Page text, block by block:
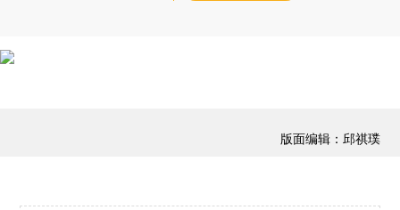
版面编辑：邱祺璞